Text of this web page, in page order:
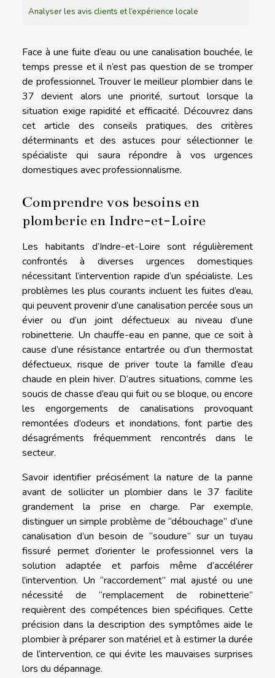
Analyser les avis clients et l’expérience locale
Face à une fuite d’eau ou une canalisation bouchée, le
temps presse et il n’est pas question de se tromper
de professionnel. Trouver le meilleur plombier dans le
37 devient alors une priorité, surtout lorsque la
situation exige rapidité et efficacité. Découvrez dans
cet article des conseils pratiques, des critères
déterminants et des astuces pour sélectionner le
spécialiste qui saura répondre à vos urgences
domestiques avec professionnalisme.
Comprendre vos besoins en
plomberie en Indre-et-Loire
Les habitants d’Indre-et-Loire sont régulièrement
confrontés à diverses urgences domestiques
nécessitant l’intervention rapide d’un spécialiste. Les
problèmes les plus courants incluent les fuites d’eau,
qui peuvent provenir d’une canalisation percée sous un
évier ou d’un joint défectueux au niveau d’une
robinetterie. Un chauffe-eau en panne, que ce soit à
cause d’une résistance entartrée ou d’un thermostat
défectueux, risque de priver toute la famille d’eau
chaude en plein hiver. D’autres situations, comme les
soucis de chasse d’eau qui fuit ou se bloque, ou encore
les engorgements de canalisations provoquant
remontées d’odeurs et inondations, font partie des
désagréments fréquemment rencontrés dans le
secteur.
Savoir identifier précisément la nature de la panne
avant de solliciter un plombier dans le 37 facilite
grandement la prise en charge. Par exemple,
distinguer un simple problème de “débouchage” d’une
canalisation d’un besoin de “soudure” sur un tuyau
fissuré permet d’orienter le professionnel vers la
solution adaptée et parfois même d’accélérer
l’intervention. Un “raccordement” mal ajusté ou une
nécessité de “remplacement de robinetterie”
requièrent des compétences bien spécifiques. Cette
précision dans la description des symptômes aide le
plombier à préparer son matériel et à estimer la durée
de l’intervention, ce qui évite les mauvaises surprises
lors du dépannage.